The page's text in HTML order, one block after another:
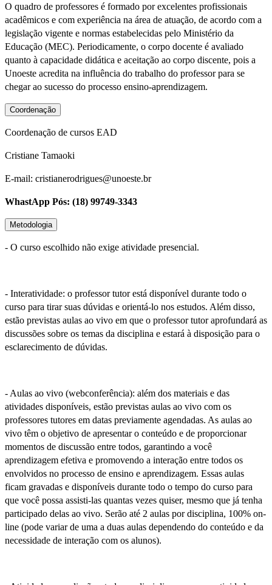
O quadro de professores é formado por excelentes profissionais
acadêmicos e com experiência na área de atuação, de acordo com a
legislação vigente e normas estabelecidas pelo Ministério da
Educação (MEC). Periodicamente, o corpo docente é avaliado
quanto à capacidade didática e aceitação ao corpo discente, pois a
Unoeste acredita na influência do trabalho do professor para se
chegar ao sucesso do processo ensino-aprendizagem.
Coordenação
Coordenação de cursos EAD
Cristiane Tamaoki
E-mail: cristianerodrigues@unoeste.br
WhastApp Pós: (18) 99749-3343
Metodologia
- O curso escolhido não exige atividade presencial.
- Interatividade: o professor tutor está disponível durante todo o
curso para tirar suas dúvidas e orientá-lo nos estudos. Além disso,
estão previstas aulas ao vivo em que o professor tutor aprofundará as
discussões sobre os temas da disciplina e estará à disposição para o
esclarecimento de dúvidas.
- Aulas ao vivo (webconferência): além dos materiais e das
atividades disponíveis, estão previstas aulas ao vivo com os
professores tutores em datas previamente agendadas. As aulas ao
vivo têm o objetivo de apresentar o conteúdo e de proporcionar
momentos de discussão entre todos, garantindo a você
aprendizagem efetiva e promovendo a interação entre todos os
envolvidos no processo de ensino e aprendizagem. Essas aulas
ficam gravadas e disponíveis durante todo o tempo do curso para
que você possa assisti-las quantas vezes quiser, mesmo que já tenha
participado delas ao vivo. Serão até 2 aulas por disciplina, 100% on-
line (pode variar de uma a duas aulas dependendo do conteúdo e da
necessidade de interação com os alunos).